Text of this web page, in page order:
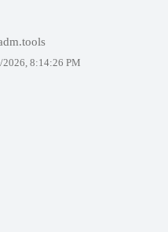
2026, 8:14:26 PM